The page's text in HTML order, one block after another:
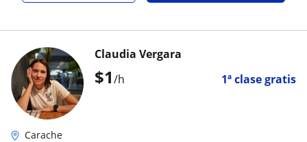
$1/h 1ª clase gratis
Claudia Vergara
Carache